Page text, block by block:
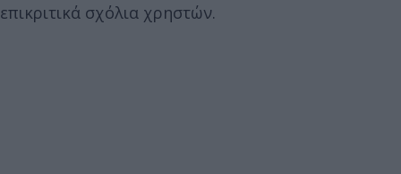
επικριτικά σχόλια χρηστών.